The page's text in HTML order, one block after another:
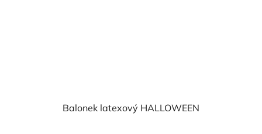
Balonek latexový HALLOWEEN